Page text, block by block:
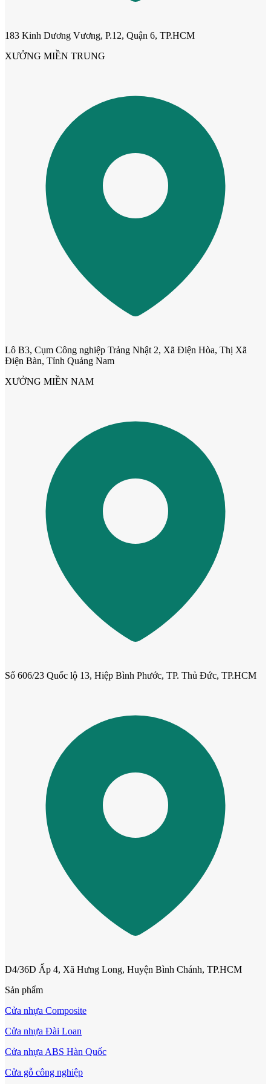
Cửa dành cho bé
Cửa mẫu trơn phẳng
Cửa phào chỉ nổi
183 Kinh Dương Vương, P.12, Quận 6, TP.HCM
XƯỞNG MIỀN TRUNG
Lô B3, Cụm Công nghiệp Trảng Nhật 2, Xã Điện Hòa, Thị Xã
Điện Bàn, Tỉnh Quảng Nam
XƯỞNG MIỀN NAM
Số 606/23 Quốc lộ 13, Hiệp Bình Phước, TP. Thủ Đức, TP.HCM
D4/36D Ấp 4, Xã Hưng Long, Huyện Bình Chánh, TP.HCM
Sản phẩm
Cửa nhựa Composite
Cửa nhựa Đài Loan
Cửa nhựa ABS Hàn Quốc
Cửa gỗ công nghiệp